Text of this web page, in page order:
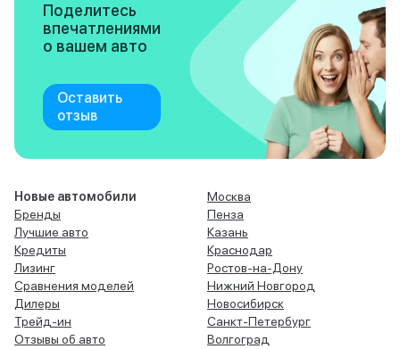
Поделитесь
впечатлениями
о вашем авто
Оставить
отзыв
Новые автомобили
Бренды
Лучшие авто
Кредиты
Лизинг
Сравнения моделей
Дилеры
Трейд-ин
Отзывы об авто
Москва
Пенза
Казань
Краснодар
Ростов-на-Дону
Нижний Новгород
Новосибирск
Санкт-Петербург
Волгоград